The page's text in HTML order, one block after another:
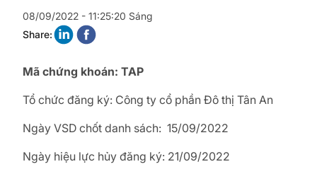
08/09/2022 - 11:25:20 Sáng
Share:
Mã chứng khoán: TAP
Tổ chức đăng ký: Công ty cổ phần Đô thị Tân An
Ngày VSD chốt danh sách: 15/09/2022
Ngày hiệu lực hủy đăng ký: 21/09/2022